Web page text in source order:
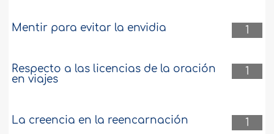
1
Mentir para evitar la envidia
1
Respecto a las licencias de la oración
en viajes
1
La creencia en la reencarnación